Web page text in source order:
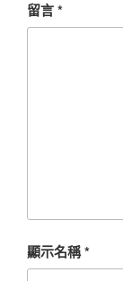
留言*
顯示名稱*